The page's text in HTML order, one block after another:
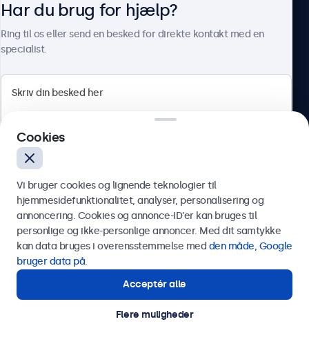
Herstedøstervej 27-29, unit A, 2620 Albertslund, Danmark
Dansk
© 2026 Beetronics
Har du brug for hjælp?
Ring til os eller send en besked for direkte kontakt med en
specialist.
Send
Eller ring til os på
Kontakt vores specialister.
Cookies
Vi bruger cookies og lignende teknologier til
hjemmesidefunktionalitet, analyser, personalisering og
annoncering. Cookies og annonce-ID’er kan bruges til
personlige og ikke-personlige annoncer. Med dit samtykke
kan data bruges i overensstemmelse med den måde, Google
bruger data på.
Acceptér alle
Flere muligheder